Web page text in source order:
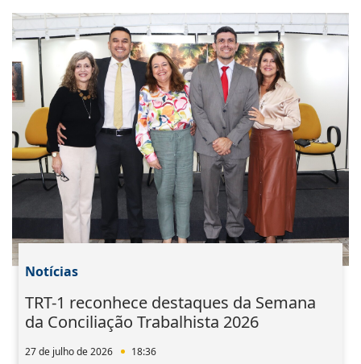
Notícias
TRT-1 reconhece destaques da Semana
da Conciliação Trabalhista 2026
27 de julho de 2026 18:36